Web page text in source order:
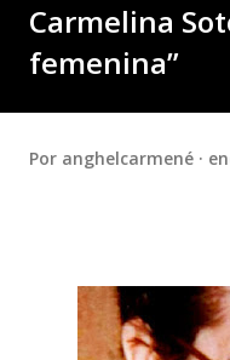
Carmelina
femenina”
Por anghelcarmené